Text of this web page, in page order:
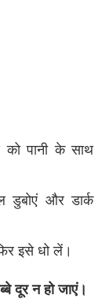
पानी के साथ
डुबोएं और डार्क
इसे धो लें।
दूर न हो जाएं।